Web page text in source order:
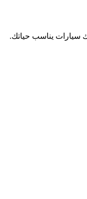
سيارات يناسب حياتك.